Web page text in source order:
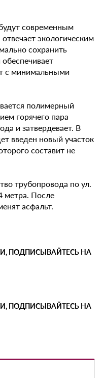
современным
экологическим
сохранить
с минимальными
полимерный
горячего пара
и затвердевает. В
введен новый участок
составит не
трубопровода по ул.
метра. После
асфальт.
ПОДПИСЫВАЙТЕСЬ НА
ПОДПИСЫВАЙТЕСЬ НА